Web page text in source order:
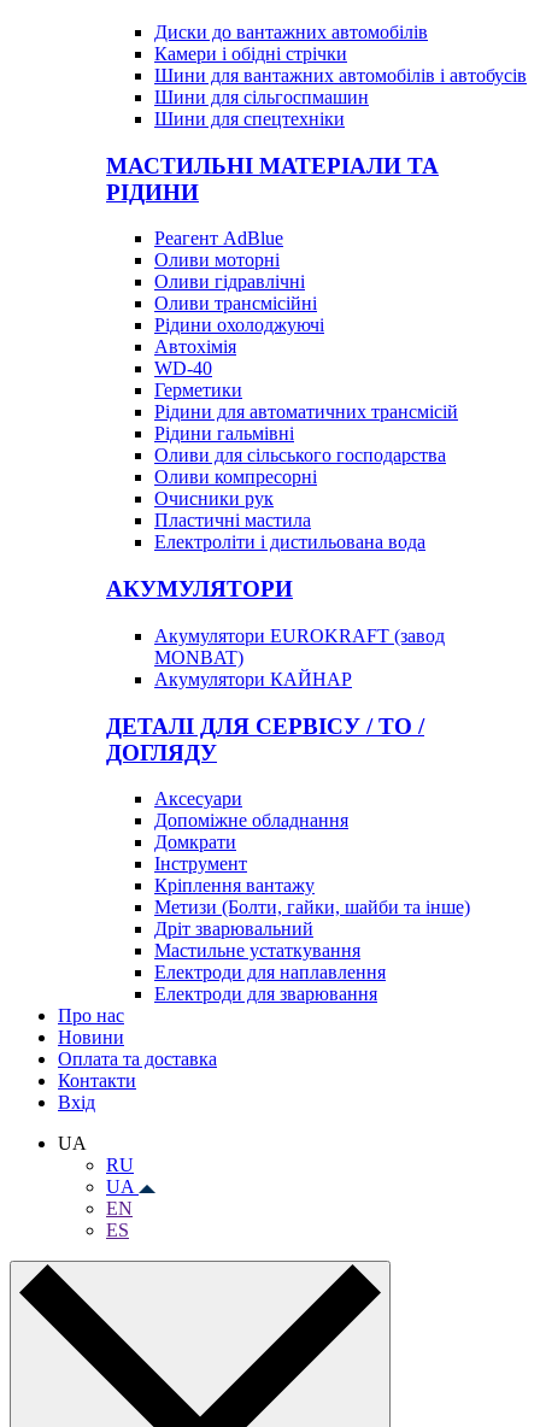
Диски до вантажних автомобілів
Камери і обідні стрічки
Шини для вантажних автомобілів і автобусів
Шини для сільгоспмашин
Шини для спецтехніки
МАСТИЛЬНІ МАТЕРІАЛИ ТА
РІДИНИ
Реагент AdBlue
Оливи моторні
Оливи гідравлічні
Оливи трансмісійні
Рідини охолоджуючі
Автохімія
WD-40
Герметики
Рідини для автоматичних трансмісій
Рідини гальмівні
Оливи для сільського господарства
Оливи компресорні
Очисники рук
Пластичні мастила
Електроліти і дистильована вода
АКУМУЛЯТОРИ
Акумулятори EUROKRAFT (завод
MONBAT)
Акумулятори КАЙНАР
ДЕТАЛІ ДЛЯ СЕРВІСУ / ТО /
ДОГЛЯДУ
Аксесуари
Допоміжне обладнання
Домкрати
Інструмент
Кріплення вантажу
Метизи (Болти, гайки, шайби та інше)
Дріт зварювальний
Мастильне устаткування
Електроди для наплавлення
Електроди для зварювання
Про нас
Новини
Оплата та доставка
Контакти
Вхiд
UA
RU
UA
EN
ES